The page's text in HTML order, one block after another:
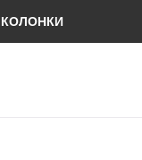
КОЛОНКИ